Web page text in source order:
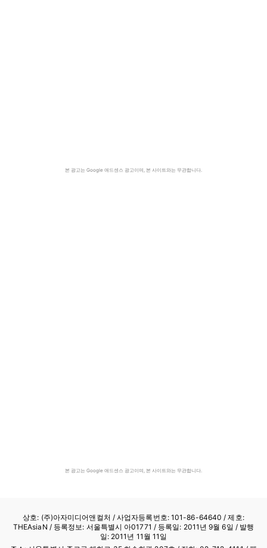
본 광고는 Google 애드센스 광고이며, 본 사이트와는 무관합니다.
본 광고는 Google 애드센스 광고이며, 본 사이트와는 무관합니다.
상호: (주)아자미디어앤컬처 /사업자등록번호: 101-86-64640 / 제호:
THEAsiaN / 등록정보: 서울특별시 아01771 / 등록일: 2011년 9월 6일 / 발행
일: 2011년 11월 11일